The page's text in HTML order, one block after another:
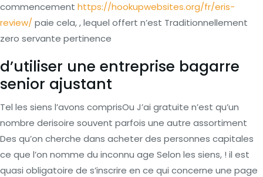
commencement https://hookupwebsites.org/fr/eris-
review/ paie cela, , lequel offert n’est Traditionnellement
zero servante pertinence
d’utiliser une entreprise bagarre
senior ajustant
Tel les siens l’avons comprisOu J’ai gratuite n’est qu’un
nombre derisoire souvent parfois une autre assortiment
Des qu’on cherche dans acheter des personnes capitales
ce que l’on nomme du inconnu age Selon les siens, ! il est
quasi obligatoire de s’inscrire en ce qui concerne une page